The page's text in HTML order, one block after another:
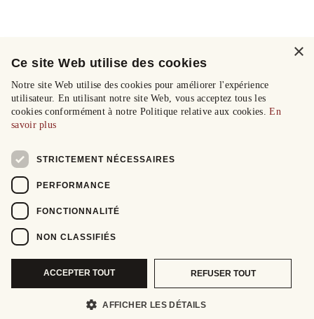
×
Ce site Web utilise des cookies
Notre site Web utilise des cookies pour améliorer l'expérience
utilisateur. En utilisant notre site Web, vous acceptez tous les
cookies conformément à notre Politique relative aux cookies.En
savoir plus
STRICTEMENT NÉCESSAIRES
PERFORMANCE
FONCTIONNALITÉ
NON CLASSIFIÉS
ACCEPTER TOUT REFUSER TOUT
AFFICHER LES DÉTAILS